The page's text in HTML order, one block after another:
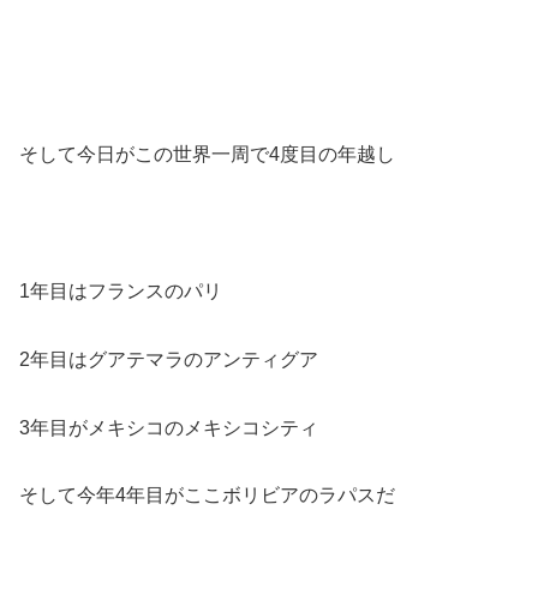
そして今日がこの世界一周で4度目の年越し
1年目はフランスのパリ
2年目はグアテマラのアンティグア
3年目がメキシコのメキシコシティ
そして今年4年目がここボリビアのラパスだ